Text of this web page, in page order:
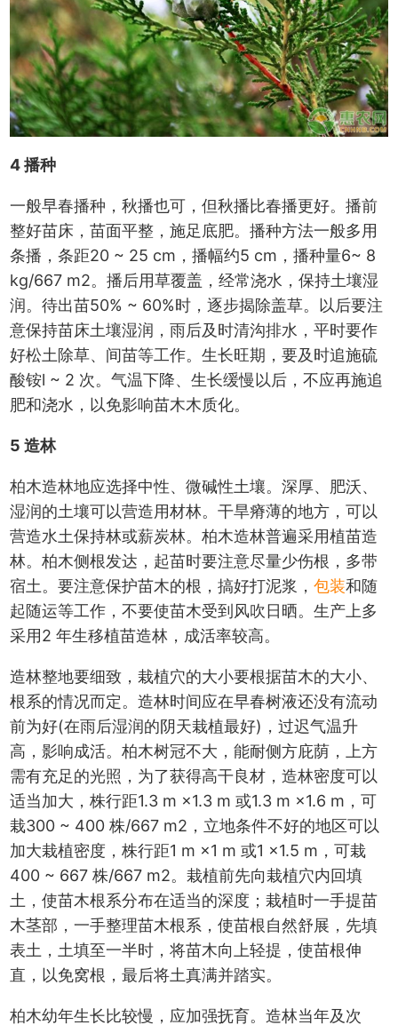
4 播种
一般早春播种，秋播也可，但秋播比春播更好。播前
整好苗床，苗面平整，施足底肥。播种方法一般多用
条播，条距20 ~ 25 cm，播幅约5 cm，播种量6~ 8
kg/667 m2。播后用草覆盖，经常浇水，保持土壤湿
润。待出苗50% ~ 60%时，逐步揭除盖草。以后要注
意保持苗床土壤湿润，雨后及时清沟排水，平时要作
好松土除草、间苗等工作。生长旺期，要及时追施硫
酸铵l ~ 2 次。气温下降、生长缓慢以后，不应再施追
肥和浇水，以免影响苗木木质化。
5 造林
柏木造林地应选择中性、微碱性土壤。深厚、肥沃、
湿润的土壤可以营造用材林。干旱瘠薄的地方，可以
营造水土保持林或薪炭林。柏木造林普遍采用植苗造
林。柏木侧根发达，起苗时要注意尽量少伤根，多带
宿土。要注意保护苗木的根，搞好打泥浆， 包装和随
起随运等工作，不要使苗木受到风吹日晒。生产上多
采用2 年生移植苗造林，成活率较高。
造林整地要细致，栽植穴的大小要根据苗木的大小、
根系的情况而定。造林时间应在早春树液还没有流动
前为好(在雨后湿润的阴天栽植最好)，过迟气温升
高，影响成活。柏木树冠不大，能耐侧方庇荫，上方
需有充足的光照，为了获得高干良材，造林密度可以
适当加大，株行距1.3 m ×1.3 m 或1.3 m ×1.6 m，可
栽300 ~ 400 株/667 m2，立地条件不好的地区可以
加大栽植密度，株行距1 m ×1 m 或1 ×1.5 m，可栽
400 ~ 667 株/667 m2。栽植前先向栽植穴内回填
土，使苗木根系分布在适当的深度；栽植时一手提苗
木茎部，一手整理苗木根系，使苗根自然舒展，先填
表土，土填至一半时，将苗木向上轻提，使苗根伸
直，以免窝根，最后将土真满并踏实。
柏木幼年生长比较慢，应加强抚育。造林当年及次